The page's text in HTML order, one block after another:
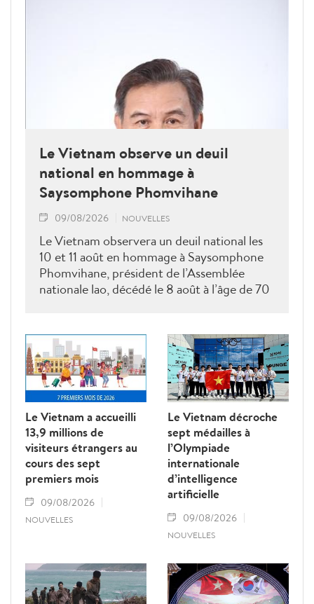
Le Vietnam observe un deuil
national en hommage à
Saysomphone Phomvihane
09/08/2026 NOUVELLES
Le Vietnam observera un deuil national les
10 et 11 août en hommage à Saysomphone
Phomvihane, président de l’Assemblée
nationale lao, décédé le 8 août à l’âge de 70
deux pays.
Le Vietnam a accueilli
13,9 millions de
visiteurs étrangers au
cours des sept
premiers mois
09/08/2026
NOUVELLES
Le Vietnam décroche
sept médailles à
l’Olympiade
internationale
d’intelligence
artificielle
09/08/2026
NOUVELLES